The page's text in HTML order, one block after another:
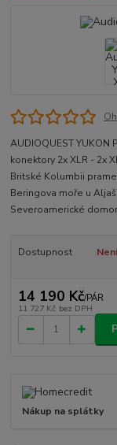
AUDIOQUEST
konektory 2x XLR - 2x
Britské Kolumbii
Beringova moře u
Severoamerické
Dostupnost
14 190 Kč/PÁR
11 727 Kč bez DPH
Nákup na splátky